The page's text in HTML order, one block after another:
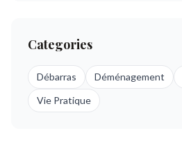
Categories
Débarras Déménagement
Vie Pratique